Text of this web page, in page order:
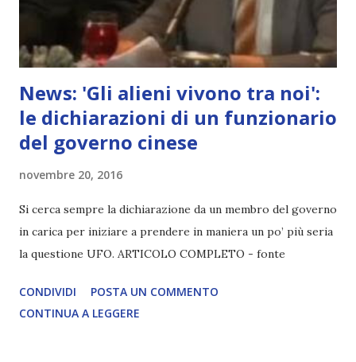
News: 'Gli alieni vivono tra noi':
le dichiarazioni di un funzionario
del governo cinese
novembre 20, 2016
Si cerca sempre la dichiarazione da un membro del governo
in carica per iniziare a prendere in maniera un po’ più seria
la questione UFO. ARTICOLO COMPLETO - fonte
CONDIVIDI
POSTA UN COMMENTO
CONTINUA A LEGGERE